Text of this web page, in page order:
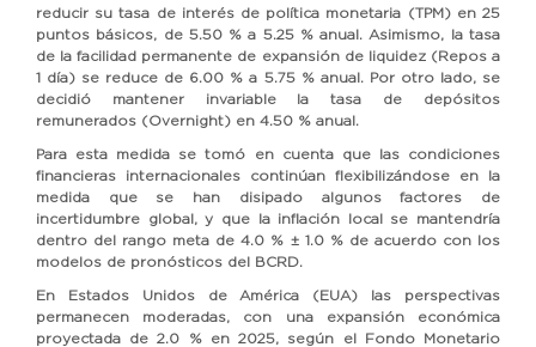
reducir su tasa de interés de política monetaria (TPM) en 25
puntos básicos, de 5.50 % a 5.25 % anual. Asimismo, la tasa
de la facilidad permanente de expansión de liquidez (Repos a
1 día) se reduce de 6.00 % a 5.75 % anual. Por otro lado, se
decidió mantener invariable la tasa de depósitos
remunerados (Overnight) en 4.50 % anual.
Para esta medida se tomó en cuenta que las condiciones
financieras internacionales continúan flexibilizándose en la
medida que se han disipado algunos factores de
incertidumbre global, y que la inflación local se mantendría
dentro del rango meta de 4.0 % ± 1.0 % de acuerdo con los
modelos de pronósticos del BCRD.
En Estados Unidos de América (EUA) las perspectivas
permanecen moderadas, con una expansión económica
proyectada de 2.0 % en 2025, según el Fondo Monetario